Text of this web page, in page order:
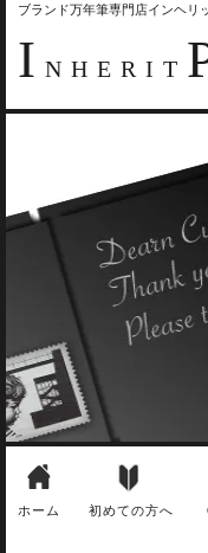
ブランド万年筆専門店インヘリ
I NHERIT
ホーム 初めての方へ